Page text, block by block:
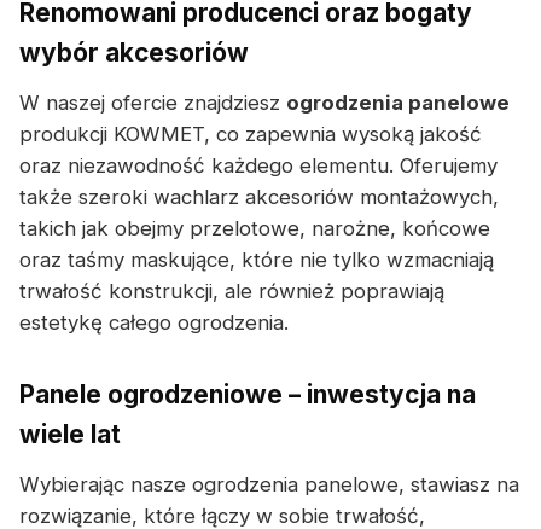
Renomowani producenci oraz bogaty
wybór akcesoriów
W naszej ofercie znajdziesz ogrodzenia panelowe
produkcji KOWMET, co zapewnia wysoką jakość
oraz niezawodność każdego elementu. Oferujemy
także szeroki wachlarz akcesoriów montażowych,
takich jak obejmy przelotowe, narożne, końcowe
oraz taśmy maskujące, które nie tylko wzmacniają
trwałość konstrukcji, ale również poprawiają
estetykę całego ogrodzenia.
Panele ogrodzeniowe – inwestycja na
wiele lat
Wybierając nasze ogrodzenia panelowe, stawiasz na
rozwiązanie, które łączy w sobie trwałość,